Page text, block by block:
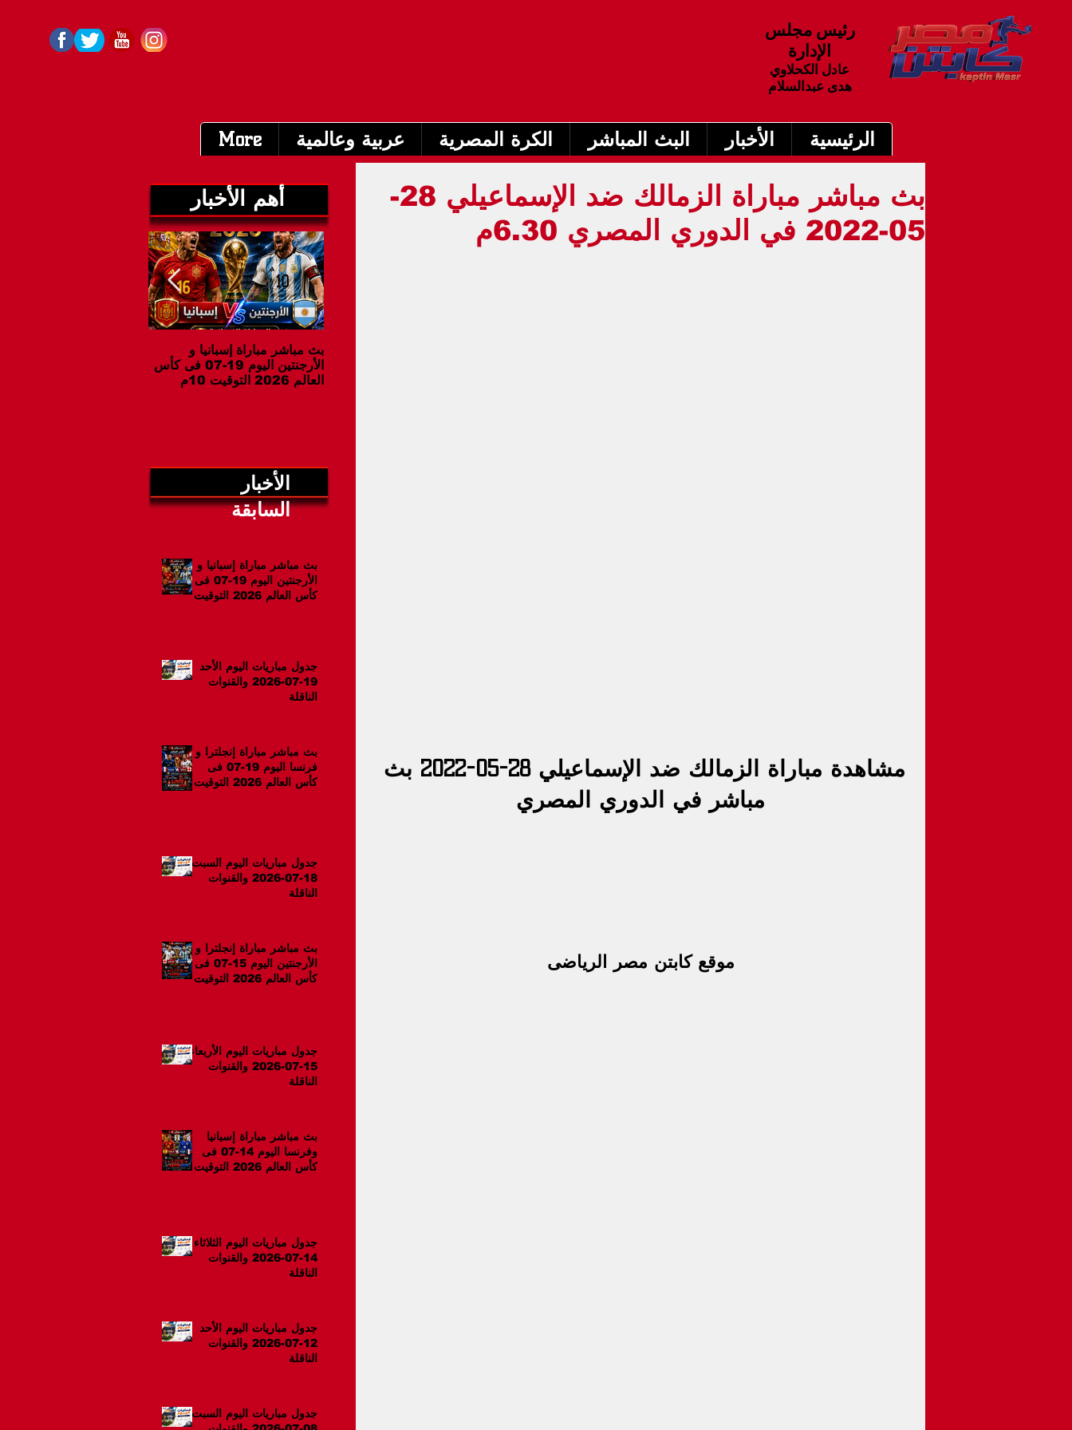
رئيس مجلس
الإدارة
عادل الكحلاوي
هدى عبدالسلام
الرئيسية الأخبار البث المباشر الكرة المصرية عربية وعالمية More
أهم الأخبار
بث مباشر مباراة إسبانيا و
الأرجنتين اليوم 19-07 فى كأس
العالم 2026 التوقيت 10م
الأخبار
السابقة
بث مباشر مباراة إسبانيا و
الأرجنتين اليوم 19-07 فى
كأس العالم 2026 التوقيت
جدول مباريات اليوم الأحد
19-07-2026 والقنوات
الناقلة
بث مباشر مباراة إنجلترا و
فرنسا اليوم 19-07 فى
كأس العالم 2026 التوقيت
جدول مباريات اليوم السبت
18-07-2026 والقنوات
الناقلة
بث مباشر مباراة إنجلترا و
الأرجنتين اليوم 15-07 فى
كأس العالم 2026 التوقيت
جدول مباريات اليوم الأربعاء
15-07-2026 والقنوات
الناقلة
بث مباشر مباراة إسبانيا
وفرنسا اليوم 14-07 فى
كأس العالم 2026 التوقيت
جدول مباريات اليوم الثلاثاء
14-07-2026 والقنوات
الناقلة
جدول مباريات اليوم الأحد
12-07-2026 والقنوات
الناقلة
جدول مباريات اليوم السبت
بث مباشر مباراة الزمالك ضد الإسماعيلي 28-
05-2022 في الدوري المصري 6.30م
مشاهدة مباراة الزمالك ضد الإسماعيلي 28-05-2022 بث
مباشر في الدوري المصري
موقع كابتن مصر الرياضى